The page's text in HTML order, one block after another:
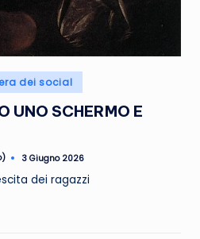
dei social
UNO SCHERMO E
3 Giugno 2026
dei ragazzi